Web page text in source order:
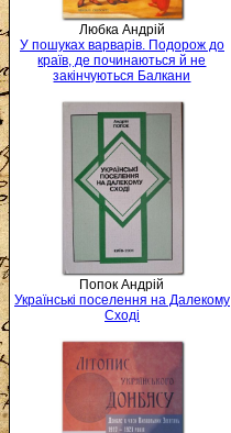
Любка Андрій
У пошуках варварів. Подорож до
країв, де починаються й не
закінчуються Балкани
Попок Андрій
Українські поселення на Далекому
Сході